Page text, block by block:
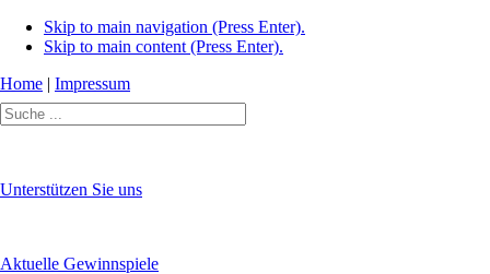
Skip to main navigation (Press Enter).
Skip to main content (Press Enter).
Home | Impressum
Unterstützen Sie uns
Aktuelle Gewinnspiele